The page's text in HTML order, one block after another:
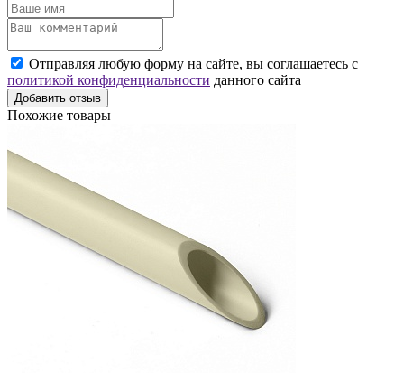
Отправляя любую форму на сайте, вы соглашаетесь с
политикой конфиденциальности данного сайта
Добавить отзыв
Похожие товары